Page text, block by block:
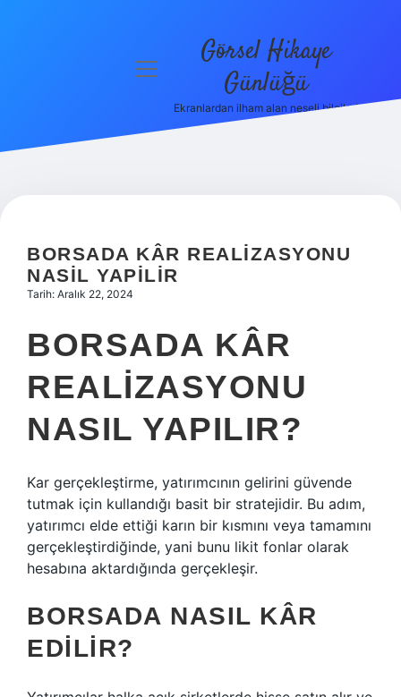
Hakkımızda
menüyü
Görsel Hikaye
Günlüğü
Ekranlardan ilham alan neşeli bilgiler!
BORSADA KÂR REALIZASYONU
NASIL YAPILIR
Tarih: Aralık 22, 2024
BORSADA KÂR
REALIZASYONU
NASIL YAPILIR?
Kar gerçekleştirme, yatırımcının gelirini güvende
tutmak için kullandığı basit bir stratejidir. Bu adım,
yatırımcı elde ettiği karın bir kısmını veya tamamını
gerçekleştirdiğinde, yani bunu likit fonlar olarak
hesabına aktardığında gerçekleşir.
BORSADA NASIL KÂR
EDILIR?